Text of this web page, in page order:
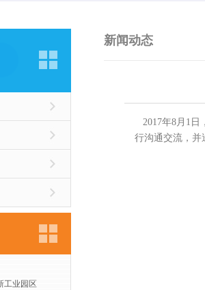
工业园区
新闻动态
2017年8月1日
行沟通交流，并